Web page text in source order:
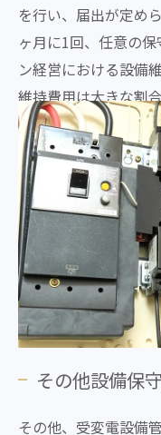
を行い、届出が定め
ヶ月に1回、任意の
ン経営における設備
維持費用は大きな割
ながら安心できるメ
その他設備保
その他、受変電設備